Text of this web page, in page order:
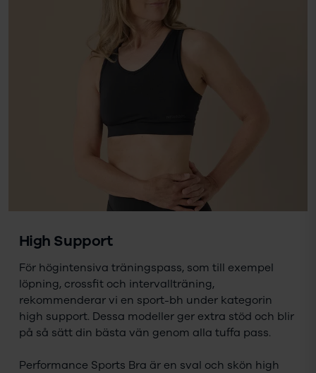
High Support
För högintensiva träningspass, som till exempel
löpning, crossfit och intervallträning,
rekommenderar vi en sport-bh under kategorin
high support. Dessa modeller ger extra stöd och blir
på så sätt din bästa vän genom alla tuffa pass.
Performance Sports Bra är en sval och skön high